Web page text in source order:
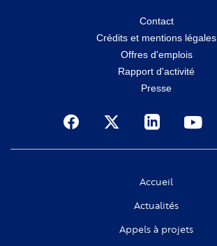
Contact
Crédits et mentions légales
Offres d'emplois
Rapport d'activité
Presse
Social
Accueil
Actualités
Appels à projets